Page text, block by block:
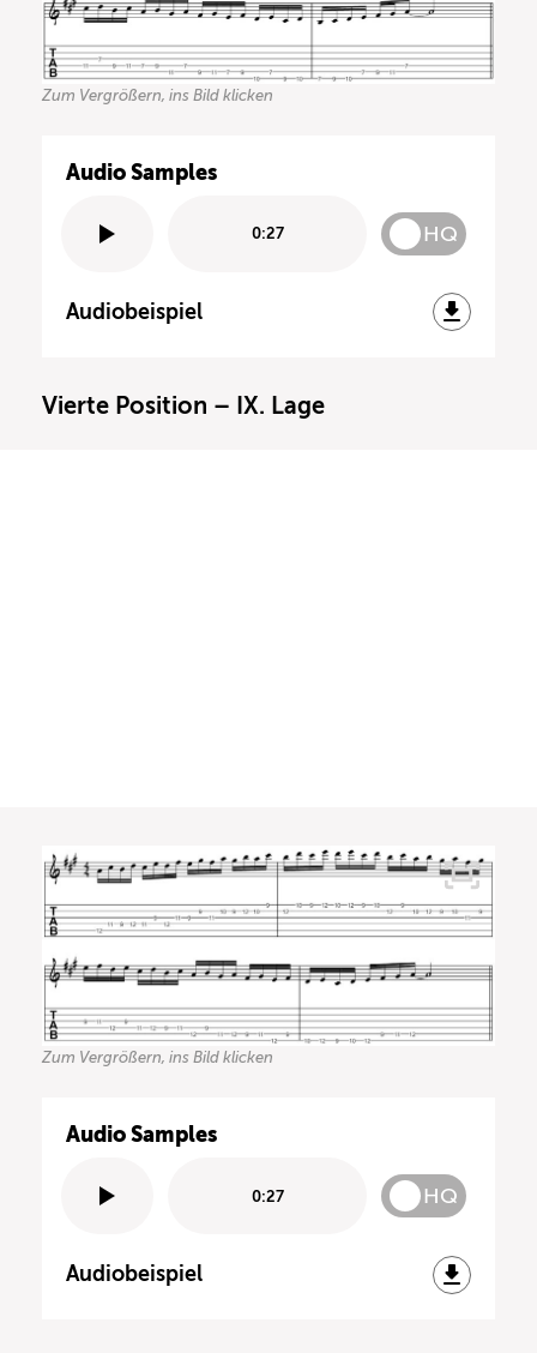
Zum Vergrößern, ins Bild klicken
Audio Samples
0:27 HQ
Audiobeispiel
Vierte Position – IX. Lage
Zum Vergrößern, ins Bild klicken
Audio Samples
0:27 HQ
Audiobeispiel